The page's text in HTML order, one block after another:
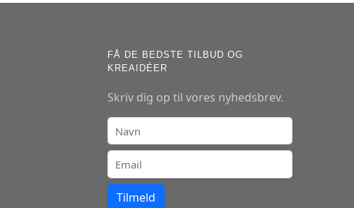
FÅ DE BEDSTE TILBUD OG
KREAIDÉER
Skriv dig op til vores nyhedsbrev.
Tilmeld